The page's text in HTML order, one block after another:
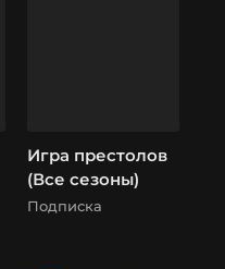
Игра престолов
(Все сезоны)
Подписка